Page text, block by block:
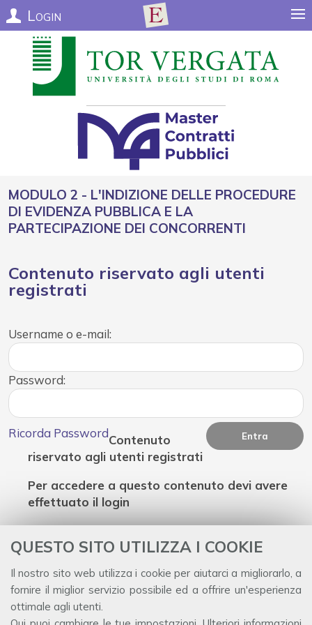
QUESTO SITO UTILIZZA I COOKIE
Il nostro sito web utilizza i cookie per aiutarci a migliorarlo, a
fornire il miglior servizio possibile ed a offrire un'esperienza
ottimale agli utenti.
Login
Modulo 2 - L'indizione delle procedure
di evidenza pubblica e la
partecipazione dei concorrenti
Contenuto riservato agli utenti
registrati
Username o e-mail:
Password:
Ricorda PasswordContenuto
riservato agli utenti registrati
Per accedere a questo contenuto devi avere
effettuato il login
Dipartimento di Management e Diritto
Università degli studi di Roma Tor Vergata
Via Columbia, 2